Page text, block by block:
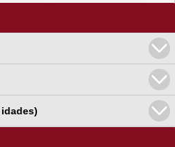
idades)